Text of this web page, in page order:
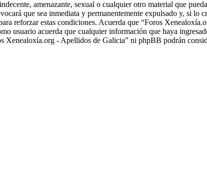
amenazante, sexual o cualquier otro material que
que sea inmediata y permanentemente expulsado y, si
reforzar estas condiciones. Acuerda que “Foros
usuario acuerda que cualquier información que haya
Xenealoxía.org - Apellidos de Galicia” ni phpBB podrán